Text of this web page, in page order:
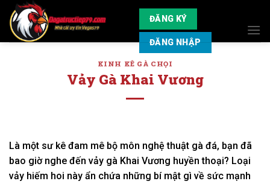
Skip
content
ĐĂNG KÝ
ĐĂNG NHẬP
KINH KÊ GÀ CHỌI
Vảy Gà Khai Vương
Là một sư kê đam mê bộ môn nghệ thuật gà đá, bạn đã
bao giờ nghe đến vảy gà Khai Vương huyền thoại? Loại
vảy hiếm hoi này ẩn chứa những bí mật gì về sức mạnh